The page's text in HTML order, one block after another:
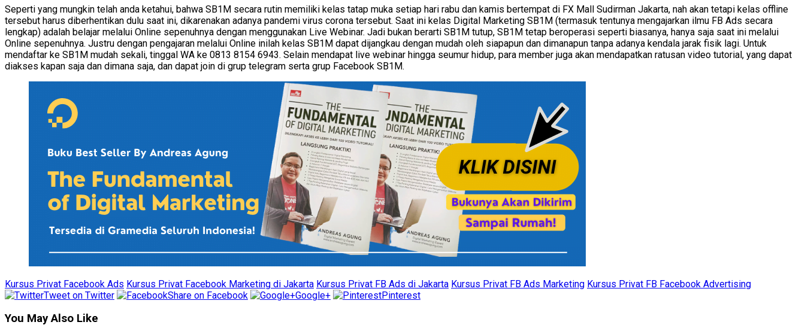
Seperti yang mungkin telah anda ketahui, bahwa SB1M secara rutin memiliki kelas tatap muka setiap hari rabu dan kamis bertempat di FX Mall Sudirman Jakarta, nah akan tetapi kelas offline
tersebut harus diberhentikan dulu saat ini, dikarenakan adanya pandemi virus corona tersebut. Saat ini kelas Digital Marketing SB1M (termasuk tentunya mengajarkan ilmu FB Ads secara
lengkap) adalah belajar melalui Online sepenuhnya dengan menggunakan Live Webinar. Jadi bukan berarti SB1M tutup, SB1M tetap beroperasi seperti biasanya, hanya saja saat ini melalui
Online sepenuhnya. Justru dengan pengajaran melalui Online inilah kelas SB1M dapat dijangkau dengan mudah oleh siapapun dan dimanapun tanpa adanya kendala jarak fisik lagi. Untuk
mendaftar ke SB1M mudah sekali, tinggal WA ke 0813 8154 6943. Selain mendapat live webinar hingga seumur hidup, para member juga akan mendapatkan ratusan video tutorial, yang dapat
diakses kapan saja dan dimana saja, dan dapat join di grup telegram serta grup Facebook SB1M.
Kursus Privat Facebook Ads Kursus Privat Facebook Marketing di Jakarta Kursus Privat FB Ads di Jakarta Kursus Privat FB Ads Marketing Kursus Privat FB Facebook Advertising
Tweet on Twitter
Share on Facebook Google+ Pinterest
You May Also Like